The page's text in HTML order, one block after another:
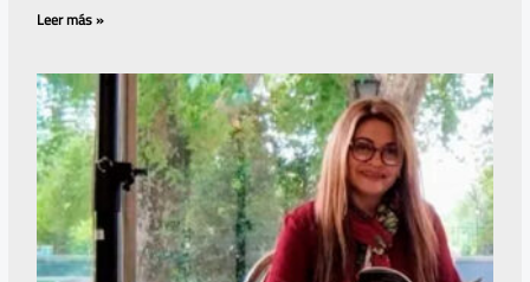
Leer más »